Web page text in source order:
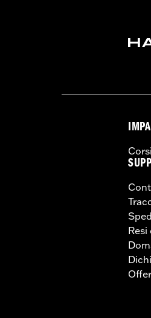
Venduti
Resi